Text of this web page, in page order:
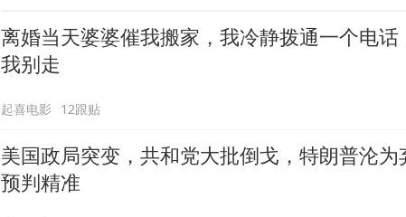
离婚当天婆婆催我搬家，我冷静拨通一个电话
我别走
起喜电影 12跟贴
美国政局突变，共和党大批倒戈，特朗普沦为
预判精准